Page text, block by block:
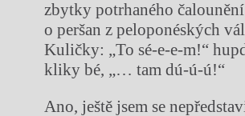
zbytky potrhaného
o peršan z peloponéských
Kuličky: „To sé-e-e-m!“
kliky bé, „… tam dú-ú-ú!“
Ano, ještě jsem se